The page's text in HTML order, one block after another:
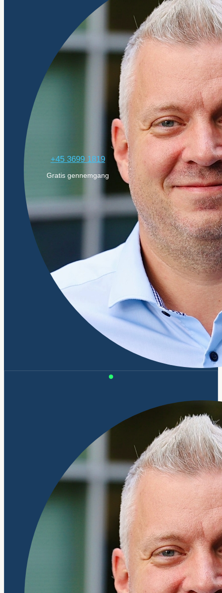
+45 3699 1819
Gratis gennemgang